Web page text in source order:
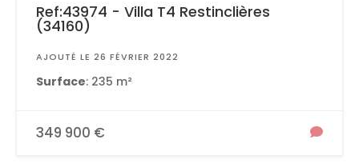
Ref:43974 - Villa T4 Restinclières
(34160)
AJOUTÉ LE 26 FÉVRIER 2022
Surface: 235 m²
349 900 €